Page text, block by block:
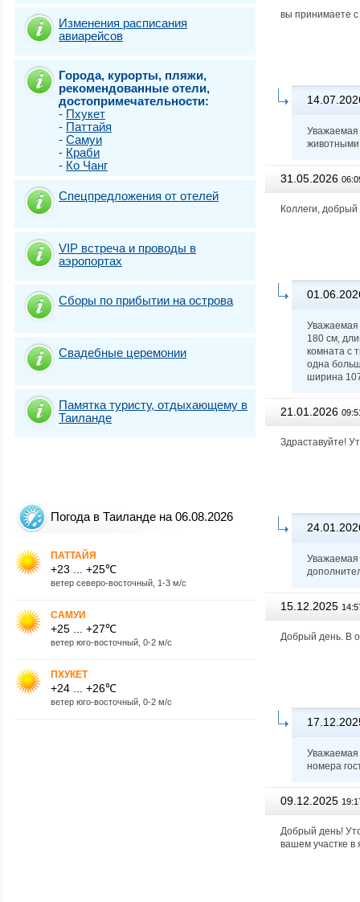
Изменения расписания
авиарейсов
Города, курорты, пляжи,
рекомендованные отели,
достопримечательности:
- Пхукет
- Паттайя
- Самуи
- Краби
- Ко Чанг
Спецпредложения от отелей
VIP встреча и проводы в
аэропортах
Сборы по прибытии на острова
Свадебные церемонии
Памятка туристу, отдыхающему в
Таиланде
Погода в Таиланде на 06.08.2026
ПАТТАЙЯ
+23 ... +25℃
ветер северо-восточный, 1-3 м/с
САМУИ
+25 ... +27℃
ветер юго-восточный, 0-2 м/с
ПХУКЕТ
+24 ... +26℃
ветер юго-восточный, 0-2 м/с
о.Самет
вы принимаете с
Уважаемая
31.05.2026
Коллеги,
Уважаемая
180 см,
комната с
одна
ширина
21.01.2026
Здраставуйте!
15.12.2025
Добрый день. В
Уважаемая
номера
09.12.2025
Добрый день!
вашем участке в